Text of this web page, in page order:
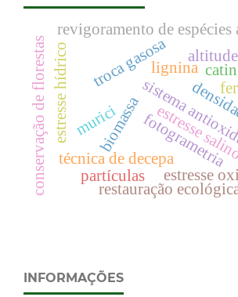
biomassasistema
troca gasosa
técnica de decepa
revigoramento de espécies
lignina
estresse
estresse hídrico altitude
fotogrametria
estresse
restauração
conservação de florestas murici
partículas
INFORMAÇÕES